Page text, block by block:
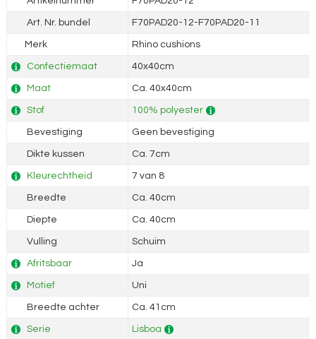
Art. Nr. bundel F70PAD20-12-F70PAD20-11
Merk Rhino cushions
Confectiemaat 40x40cm
Maat Ca. 40x40cm
Stof 100% polyester
Bevestiging Geen bevestiging
Dikte kussen Ca. 7cm
Kleurechtheid 7 van 8
Breedte Ca. 40cm
Diepte Ca. 40cm
Vulling Schuim
Afritsbaar Ja
Motief Uni
Breedte achter Ca. 41cm
Serie Lisboa